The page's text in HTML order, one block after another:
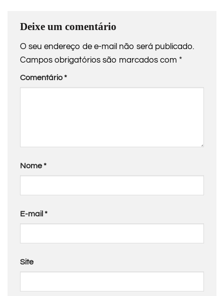
Deixe um comentário
O seu endereço de e-mail não será publicado.
Campos obrigatórios são marcados com *
Comentário*
Nome*
E-mail *
Site